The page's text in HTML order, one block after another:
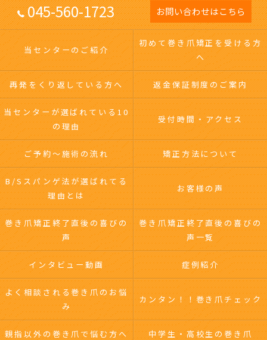
045-560-1723 お問い合わせはこちら
当センターのご紹介
初めて巻き爪矯正を受ける方
へ
再発をくり返している方へ 返金保証制度のご案内
当センターが選ばれている10
の理由
受付時間・アクセス
ご予約～施術の流れ 矯正方法について
B/Sスパンゲ法が選ばれてる
理由とは
お客様の声
巻き爪矯正終了直後の喜びの
声
巻き爪矯正終了直後の喜びの
声一覧
インタビュー動画 症例紹介
よく相談される巻き爪のお悩
み
カンタン！！巻き爪チェック
親指以外の巻き爪で悩む方へ 中学生・高校生の巻き爪